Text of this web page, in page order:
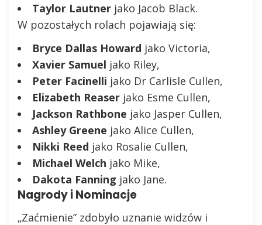
Taylor Lautner jako Jacob Black.
W pozostałych rolach pojawiają się:
Bryce Dallas Howard jako Victoria,
Xavier Samuel jako Riley,
Peter Facinelli jako Dr Carlisle Cullen,
Elizabeth Reaser jako Esme Cullen,
Jackson Rathbone jako Jasper Cullen,
Ashley Greene jako Alice Cullen,
Nikki Reed jako Rosalie Cullen,
Michael Welch jako Mike,
Dakota Fanning jako Jane.
Nagrody i Nominacje
„Zaćmienie” zdobyło uznanie widzów i